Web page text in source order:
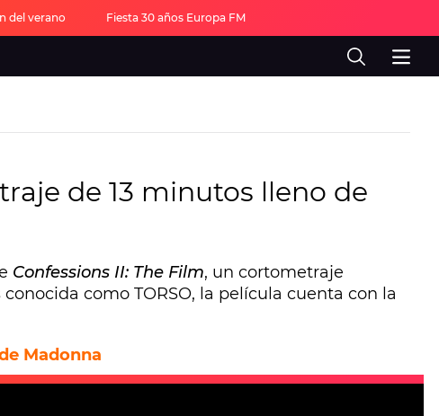
del verano Fiesta 30 años Europa FM
de 13 minutos lleno de
Confessions II: The Film, un cortometraje
como TORSO, la película cuenta con la
Madonna